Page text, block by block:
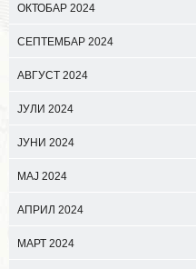
ОКТОБАР 2024
СЕПТЕМБАР 2024
АВГУСТ 2024
ЈУЛИ 2024
ЈУНИ 2024
МАЈ 2024
АПРИЛ 2024
МАРТ 2024